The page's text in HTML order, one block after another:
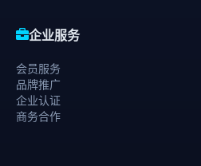
企业服务
会员服务
品牌推广
企业认证
商务合作